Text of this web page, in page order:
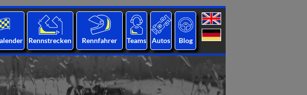
Rennstrecken Rennfahrer Teams Autos Blog